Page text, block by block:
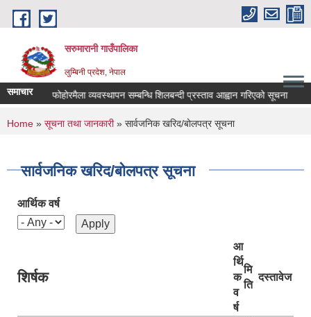
Skip to main content
सरुमारानी गाउँपालिका
लुम्बिनी प्रदेश, नेपाल
समाचार
।।। फोहोरमैला व्यवस्थापन सम्बन्धि शिलबन्दी प्रस्ताव आह्वान गरिएको सूचना
You are here
Home » सूचना तथा जानकारी» सार्वजनिक खरिद/बोलपत्र सूचना
सार्वजनिक खरिद/बोलपत्र सूचना
आर्थिक वर्ष
शिर्षक
आ
र्थि
क
व
र्ष
मि
ति
दस्तावेज